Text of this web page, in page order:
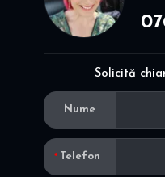
Solicită
Nume
Telefon